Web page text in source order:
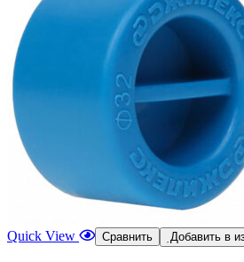
Quick View Сравнить Добавить в